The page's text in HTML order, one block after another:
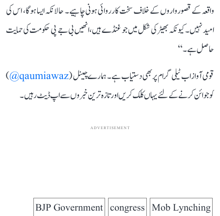
واقعہ کے قصورواروں کے خلاف سخت کارروائی ہونی چاہیے۔ حالانکہ ایسا ہوگا، اس کی
امید نہیں۔ کیونکہ بھیڑ کی شکل میں جو غنڈے ہیں، انھیں بی جے پی حکومت کی حمایت
حاصل ہے۔‘‘
قومی آواز اب ٹیلی گرام پر بھی دستیاب ہے۔ ہمارے چینل (qaumiawaz@
)
کو جوائن کرنے کے لئے یہاں کلک کریں اور تازہ ترین خبروں سے اپ ڈیٹ رہیں۔
ADVERTISEMENT
Mob Lynching
congress
BJP Government